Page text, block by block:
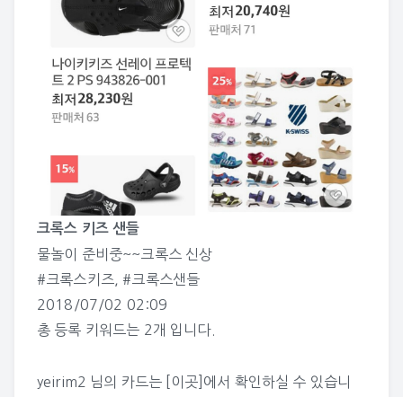
크록스 키즈 샌들
물놀이 준비중~~크록스 신상
#크록스키즈
#크록스샌들
2018/07/02 02:09
총 등록 키워드는 2개 입니다.
yeirim2 님의 카드는 [이곳] 에서 확인하실 수 있습니